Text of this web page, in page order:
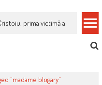
prima victimă a noi
"madame blogary"